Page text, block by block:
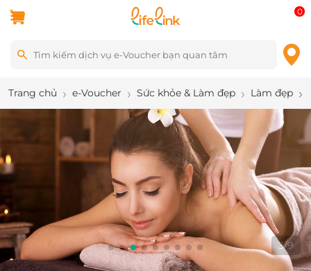
0
Trang chủ e-Voucher Sức khỏe & Làm đẹp Làm đẹp
3/9